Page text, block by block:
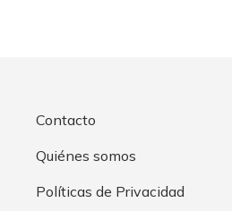
Contacto
Quiénes somos
Políticas de Privacidad